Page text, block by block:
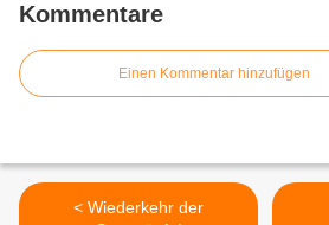
Kommentare
Einen Kommentar hinzufügen
< Wiederkehr der